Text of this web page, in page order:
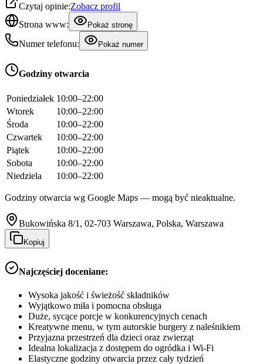
Czytaj opinie:Zobacz profil
Strona www:
Pokaż stronę
Numer telefonu: Pokaż numer
Godziny otwarcia
Poniedziałek 10:00–22:00
Wtorek
10:00–22:00
Środa
10:00–22:00
Czwartek
10:00–22:00
Piątek
10:00–22:00
Sobota
10:00–22:00
Niedziela
10:00–22:00
Godziny otwarcia wg Google Maps — mogą być nieaktualne.
Bukowińska 8/1, 02-703 Warszawa, Polska, Warszawa
Kopiuj
Najczęściej doceniane:
Wysoka jakość i świeżość składników
Wyjątkowo miła i pomocna obsługa
Duże, sycące porcje w konkurencyjnych cenach
Kreatywne menu, w tym autorskie burgery z naleśnikiem
Przyjazna przestrzeń dla dzieci oraz zwierząt
Idealna lokalizacja z dostępem do ogródka i Wi-Fi
Elastyczne godziny otwarcia przez cały tydzień